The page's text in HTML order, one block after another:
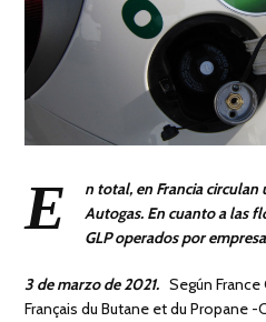
E
n total, en Francia
Autogas. En cuanto a las
GLP operados por
3 de marzo de 2021. Según
Français du Butane et du Propane